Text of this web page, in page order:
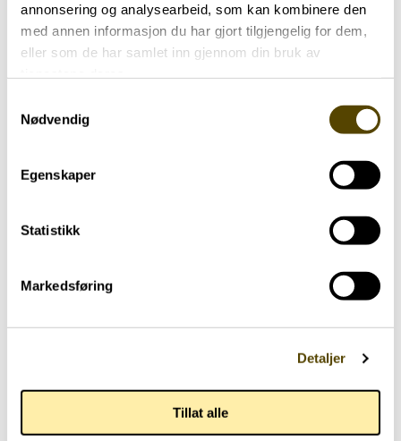
annonsering og analysearbeid, som kan kombinere den
med annen informasjon du har gjort tilgjengelig for dem,
eller som de har samlet inn gjennom din bruk av
Nødvendig
Egenskaper
Statistikk
Markedsføring
Detaljer
Tillat alle
ut
Sist oppdatert:
Hjernehuset
post@parkinson.no